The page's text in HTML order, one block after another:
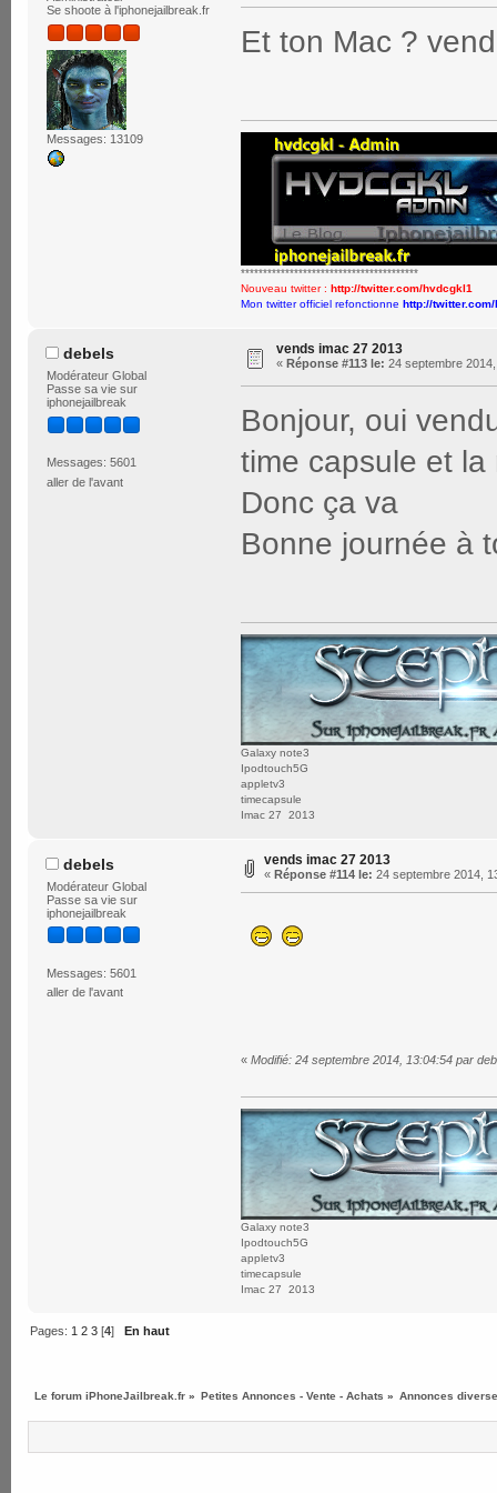
Se shoote à l'iphonejailbreak.fr
Messages: 13109
Et ton Mac ?
****************************************
Nouveau twitter : http://twitter.com/hvdcgkl1
Mon twitter officiel refonctionne http://
debels
Modérateur Global
Passe sa vie sur
iphonejailbreak
Messages: 5601
aller de l'avant
vends imac 27 2013
« Réponse #113 le: 24 septembre
Bonjour, oui
time capsule et la
Donc ça va
Bonne journée à
Galaxy note3
Ipodtouch5G
appletv3
timecapsule
Imac 27 2013
debels
Modérateur Global
Passe sa vie sur
iphonejailbreak
Messages: 5601
aller de l'avant
vends imac 27 2013
« Réponse #114 le: 24 septembre 2014,
« Modifié: 24 septembre 2014, 13:04:54 par
Galaxy note3
Ipodtouch5G
appletv3
timecapsule
Imac 27 2013
Pages: 1 2 3 [4]En haut
Le forum iPhoneJailbreak.fr » Petites Annonces - Vente - Achats » Annonces